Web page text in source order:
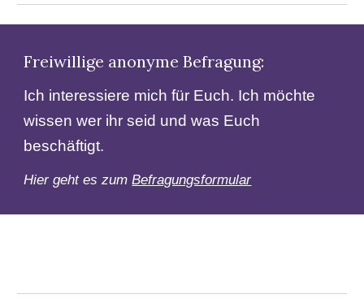
Freiwillige anonyme Befragung:
Ich interessiere mich für Euch. Ich möchte
wissen wer ihr seid und was Euch
beschäftigt.
Hier geht es zumBefragungsformular